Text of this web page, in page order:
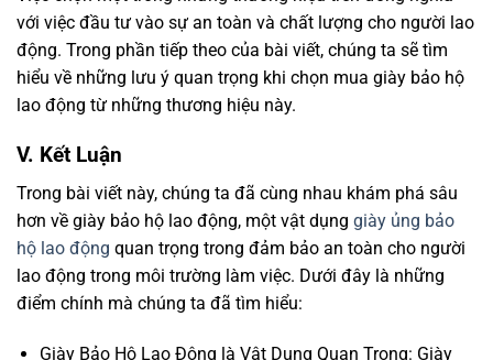
với việc đầu tư vào sự an toàn và chất lượng cho người lao
động. Trong phần tiếp theo của bài viết, chúng ta sẽ tìm
hiểu về những lưu ý quan trọng khi chọn mua giày bảo hộ
lao động từ những thương hiệu này.
V. Kết Luận
Trong bài viết này, chúng ta đã cùng nhau khám phá sâu
hơn về giày bảo hộ lao động, một vật dụng giày ủng bảo
hộ lao động quan trọng trong đảm bảo an toàn cho người
lao động trong môi trường làm việc. Dưới đây là những
điểm chính mà chúng ta đã tìm hiểu:
Giày Bảo Hộ Lao Động là Vật Dụng Quan Trọng: Giày